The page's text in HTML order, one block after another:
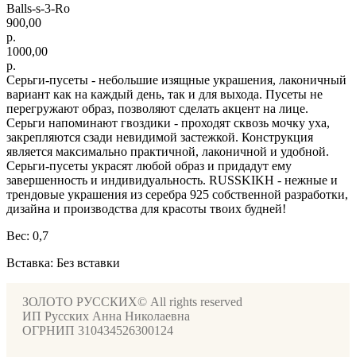
Balls-s-3-Ro
900,00
р.
1000,00
р.
Серьги-пусеты - небольшие изящные украшения, лаконичный
вариант как на каждый день, так и для выхода. Пусеты не
перегружают образ, позволяют сделать акцент на лице.
Серьги напоминают гвоздики - проходят сквозь мочку уха,
закрепляются сзади невидимой застежкой. Конструкция
является максимально практичной, лаконичной и удобной.
Серьги-пусеты украсят любой образ и придадут ему
завершенность и индивидуальность. RUSSKIKH - нежные и
трендовые украшения из серебра 925 собственной разработки,
дизайна и производства для красоты твоих будней!
Вес: 0,7
Вставка: Без вставки
ЗОЛОТО РУССКИХ© All rights reserved
ИП Русских Анна Николаевна
ОГРНИП 310434526300124